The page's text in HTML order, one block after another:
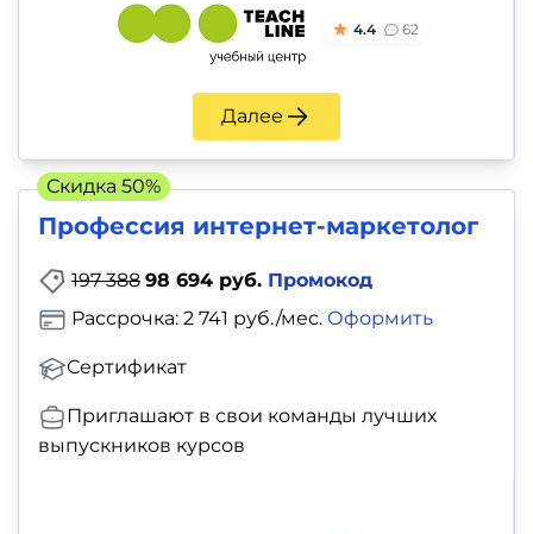
4.4 62
Далее
Профессия интернет-маркетолог
197 388 98 694 руб. Промокод
Сертификат
Рассрочка: 2 741 руб./мес. Оформить
Приглашают в свои команды лучших
выпускников курсов
Скидка 50%